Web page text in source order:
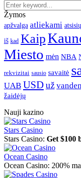
Žymos
apžvalga atliekami
iš kad Kaip
Miesto mėn NBA
rekvizitai sausio savaitė
UAB USDuž
žaidėjų
Nauji kazino
Stars Casino
Stars Casino: Get $100
Ocean Casino
Ocean Casino: 200%